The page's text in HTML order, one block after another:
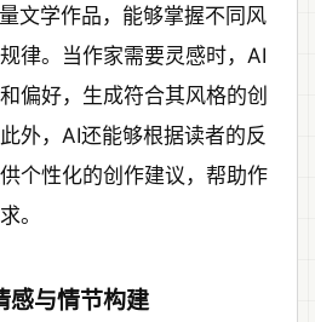
文学作品，能够掌握不同风
律。当作家需要灵感时，AI
偏好，生成符合其风格的创
外，AI还能够根据读者的反
个性化的创作建议，帮助作
。
感与情节构建